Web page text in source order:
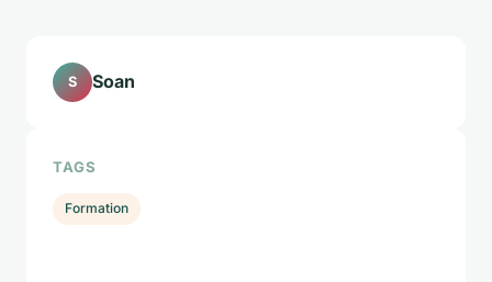
S Soan
TAGS
Formation